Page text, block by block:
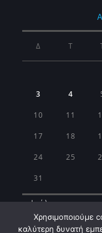
Δ Τ
3 4
10 11
17 18
24 25
31
« Ιούλ
Χρησιμοποιούμε
καλύτερη δυνατή